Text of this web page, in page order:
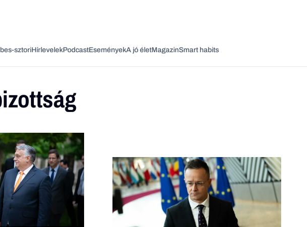
Vagy fedezze fel a következő témákat
Üzlet Pénz Zöld Legyél jobb!
sztoriHírlevelekPodcastEseményekA jó életMagazinSmart habits